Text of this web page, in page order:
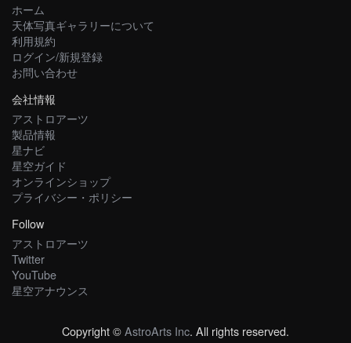
ホーム
天体写真ギャラリーについて
利用規約
ログイン/新規登録
お問い合わせ
会社情報
アストロアーツ
製品情報
星ナビ
星空ガイド
オンラインショップ
プライバシー・ポリシー
Follow
アストロアーツ
Twitter
YouTube
星空アナウンス
Copyright ©AstroArts Inc. All rights reserved.